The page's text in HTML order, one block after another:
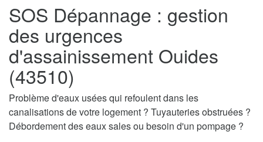
SOS Dépannage : gestion
des urgences
d'assainissement Ouides
(43510)
Problème d'eaux usées qui refoulent dans les
canalisations de votre logement ? Tuyauteries obstruées ?
Débordement des eaux sales ou besoin d'un pompage ?